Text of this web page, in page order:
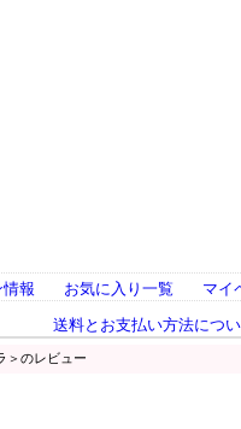
情報
お気に入り一覧 マイ
送料とお支払い方法につ
＞のレビュー